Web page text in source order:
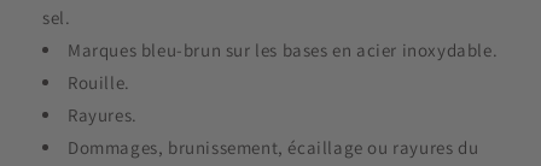
sel.
Marques bleu-brun sur les bases en acier inoxydable.
Rouille.
Rayures.
Dommages, brunissement, écaillage ou rayures du